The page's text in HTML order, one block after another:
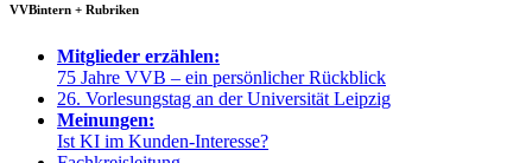
VVBintern + Rubriken
Mitglieder erzählen:
75 Jahre VVB – ein persönlicher Rückblick
26. Vorlesungstag an der Universität Leipzig
Meinungen:
Ist KI im Kunden-Interesse?